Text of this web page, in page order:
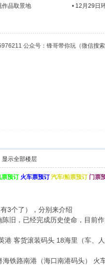
作品取景地 • 12月29日
公众号：锋哥带你玩（微信搜索“
显示全部楼层
票预订 火车票预订 汽车/船票预订 门票
3个了），分别来介绍
旧，已经完成历史使命，目前
客货滚装码头 18海里（车、人
铁路南港（海口南港码头） 火